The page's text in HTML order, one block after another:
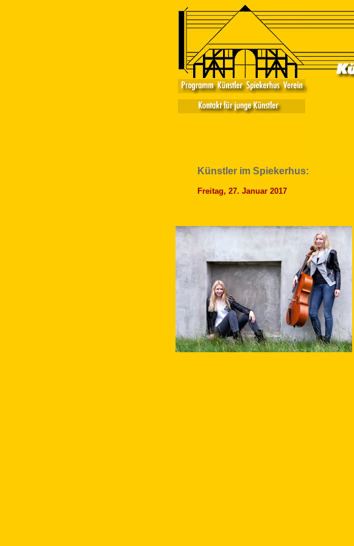
Künstler im Spiekerhus:
Freitag, 27. Januar 2017